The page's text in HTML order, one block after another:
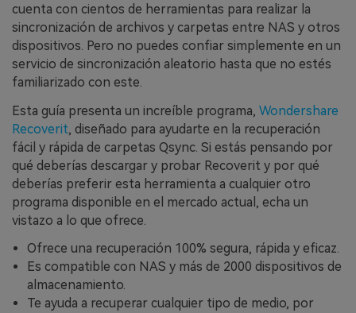
cuenta con cientos de herramientas para realizar la
sincronización de archivos y carpetas entre NAS y otros
dispositivos. Pero no puedes confiar simplemente en un
servicio de sincronización aleatorio hasta que no estés
familiarizado con este.
Esta guía presenta un increíble programa, Wondershare
Recoverit, diseñado para ayudarte en la recuperación
fácil y rápida de carpetas Qsync. Si estás pensando por
qué deberías descargar y probar Recoverit y por qué
deberías preferir esta herramienta a cualquier otro
programa disponible en el mercado actual, echa un
vistazo a lo que ofrece.
Ofrece una recuperación 100% segura, rápida y eficaz.
Es compatible con NAS y más de 2000 dispositivos de
almacenamiento.
Te ayuda a recuperar cualquier tipo de medio, por